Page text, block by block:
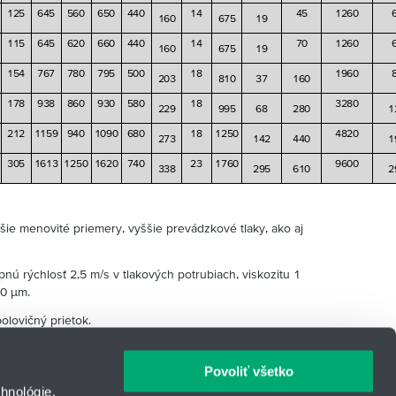
Povoliť všetko
125 645 560 650 440 160 14 675 19 45 1260
115 645 620 660 440 160 14 675 19 70 1260
154 767 780 795 500 203 18 810 37 160 1960
178 938 860 930 580 229 18 995 68 280 3280
212 1159 940 1090 680 273 18 1250 142 440 4820
305 1613 1250 1620 740 338 23 1760 295 610 9600
menovité priemery, vyššie prevádzkové tlaky, ako aj
rýchlosť 2,5 m/s v tlakových potrubiach, viskozitu 1
μm.
prietok.